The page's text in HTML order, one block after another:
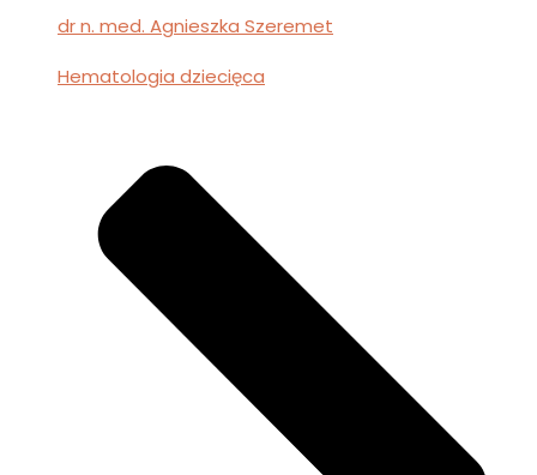
dr n. med. Agnieszka Szeremet
Hematologia dziecięca